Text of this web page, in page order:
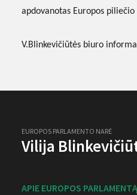
apdovanotas Europos
V.Blinkevičiūtės biuro
EUROPOS PARLAMENTO NARĖ
Vilija
APIE EUROPOS PARLAMENTĄ